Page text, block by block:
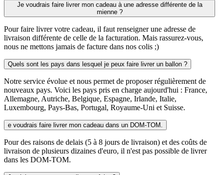
Je voudrais faire livrer mon cadeau à une adresse différente de la
mienne ?
Pour faire livrer votre cadeau, il faut renseigner une adresse de
livraison différente de celle de la facturation. Mais rassurez-vous,
nous ne mettons jamais de facture dans nos colis ;)
Quels sont les pays dans lesquel je peux faire livrer un ballon ?
Notre service évolue et nous permet de proposer régulièrement de
nouveaux pays. Voici les pays pris en charge aujourd'hui : France,
Allemagne, Autriche, Belgique, Espagne, Irlande, Italie,
Luxembourg, Pays-Bas, Portugal, Royaume-Uni et Suisse.
e voudrais faire livrer mon cadeau dans un DOM-TOM.
Pour des raisons de delais (5 à 8 jours de livraison) et des coûts de
livraison de plusieurs dizaines d'euro, il n'est pas possible de livrer
dans les DOM-TOM.